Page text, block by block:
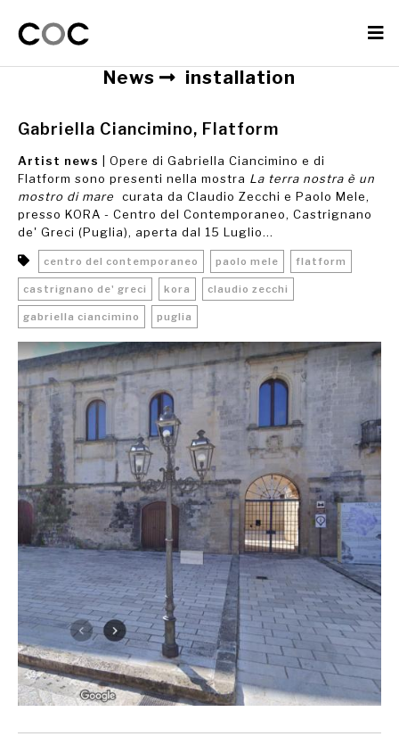
News installation
Gabriella Ciancimino, Flatform
Artist news
| Opere di Gabriella Ciancimino e di
Flatform sono presenti nella mostra La terra nostra è un
mostro di mare
curata da Claudio Zecchi e Paolo Mele,
presso KORA - Centro del Contemporaneo, Castrignano
de' Greci (Puglia), aperta dal 15 Luglio...
centro del contemporaneo paolo mele flatform
castrignano de' greci kora claudio zecchi
gabriella ciancimino puglia